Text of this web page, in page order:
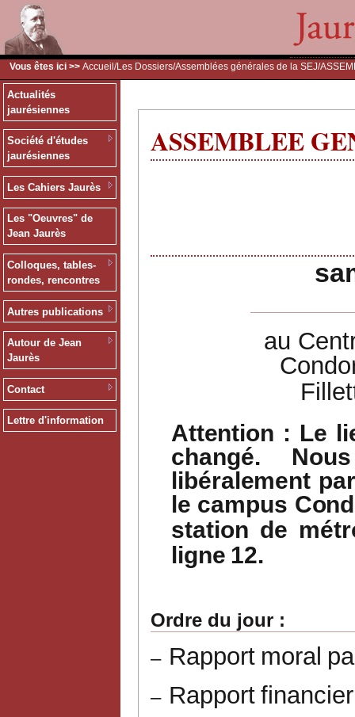
Vous êtes ici >> Accueil /Les Dossiers/Assemblées générales de la SEJ/
Actualités
jaurésiennes
Société d'études
jaurésiennes
Les Cahiers Jaurès
Les "Oeuvres" de
Jean Jaurès
Colloques, tables-
rondes, rencontres
Autres publications
Autour de Jean
Jaurès
Contact
Lettre d'information
ASSEMBLEE
au
Attention : Le
changé.
Nous
libéralement par
le campus
station de
ligne 12.
Ordre du jour :
– Rapport moral
– Rapport financier